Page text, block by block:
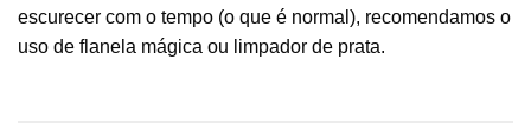
escurecer com o tempo (o que é normal), recomendamos o
uso de flanela mágica ou limpador de prata.